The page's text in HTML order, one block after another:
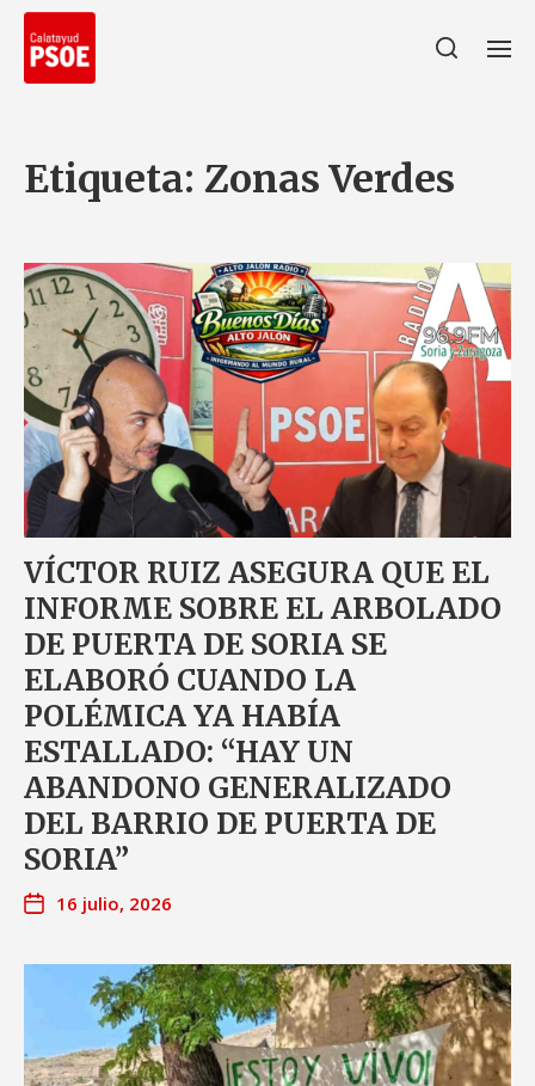
Etiqueta: Zonas Verdes
VÍCTOR RUIZ ASEGURA QUE EL
INFORME SOBRE EL ARBOLADO
DE PUERTA DE SORIA SE
ELABORÓ CUANDO LA
POLÉMICA YA HABÍA
ESTALLADO: “HAY UN
ABANDONO GENERALIZADO
DEL BARRIO DE PUERTA DE
SORIA”
16 julio, 2026